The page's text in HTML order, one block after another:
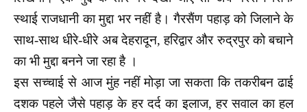
स्थाई राजधानी का मुद्दा भर नहीं है। गैरसैंण पहाड़ को जिलाने के
साथ-साथ धीरे-धीरे अब देहरादून, हरिद्वार और रुद्रपुर को बचाने
का भी मुद्दा बनने जा रहा है ।
इस सच्चाई से आज मुंह नहीं मोड़ा जा सकता कि तकरीबन ढाई
दशक पहले जैसे पहाड़ के हर दर्द का इलाज, हर सवाल का हल